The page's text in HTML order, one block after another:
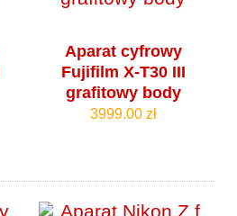
Aparat cyfrowy
Fujifilm X-T30 III
grafitowy body
3999.00 zł